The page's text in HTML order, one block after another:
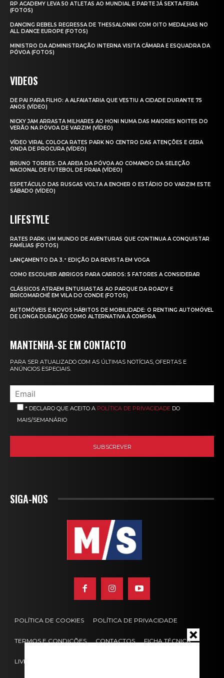
RP ACADEMY LEVA 50 ATLETAS AO MUNDIAL E PARTE JÁ SEXTA‑FEIRA
(FOTOS)
DANCING REBELS REGRESSA DE THESSALONIKI COM OITO MEDALHAS NO
ALL DANCE EUROPE (FOTOS)
MINISTRO DA ADMINISTRAÇÃO INTERNA VISITA CÂMARA E ESQUADRA DA
PÓVOA (FOTOS)
VIDEOS
DE PAI PARA FILHO: A ALFAIATARIA QUE VESTIU A CIDADE DURANTE 75
ANOS (VÍDEO)
NICKY JAM ARRASTA MILHARES AO HONI NUMA DAS MAIORES NOITES DO
VERÃO NA PÓVOA DE VARZIM (VÍDEO)
VÍDEO VIRAL COLOCA RATES PARK NO CENTRO DAS ATENÇÕES E GERA
ONDA DE PROCURA (VÍDEO)
BRUNO TORRES: DA AREIA DA PÓVOA AO COMANDO DA SELEÇÃO
NACIONAL DE FUTEBOL DE PRAIA (VÍDEO)
ESPETÁCULO DAS RUSGAS VOLTA A ENCHER O ESTÁDIO DO VARZIM ESTE
SÁBADO (VÍDEO)
LIFESTYLE
RATES PARK: UM MUNDO DE AVENTURAS QUE CONTINUA A CONQUISTAR
FAMÍLIAS (FOTOS)
LANÇAMENTO DA 3.ª EDIÇÃO DA REVISTA EM VOGA
COMO ESCOLHER ABRIGOS PARA CARROS: 5 FATORES A CONSIDERAR
CLÁSSICOS ATRAEM ENTUSIASTAS AO PARQUE DA ROADY E
BRICOMARCHÉ EM VILA DO CONDE (FOTOS)
AUTOMÓVEIS E NOVOS HÁBITOS DE MOBILIDADE: O RENTING AUTOMÓVEL
DE LONGA DURAÇÃO COMO ALTERNATIVA À COMPRA
MANTENHA-SE EM CONTACTO
PARA SER ATUALIZADO COM AS ÚLTIMAS NOTÍCIAS, OFERTAS E
ANÚNCIOS ESPECIAIS.
* DECLARO QUE ACEITO A POLÍTICA DE PRIVACIDADE DO
MAIS/SEMANÁRIO
SIGA-NOS
POLÍTICA DE COOKIES POLÍTICA DE PRIVACIDADE
TERMOS E CONDIÇÕES CONTACTOS FICHA TÉCNICA
LIVRO DE RECLAMAÇÕES